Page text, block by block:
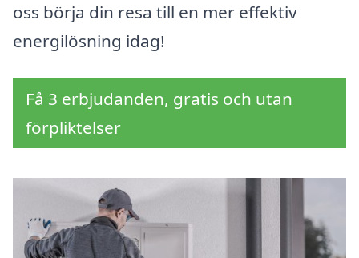
oss börja din resa till en mer effektiv
energilösning idag!
Få 3 erbjudanden, gratis och utan
förpliktelser